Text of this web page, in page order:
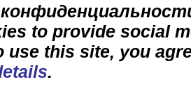
to provide social
use this site, you
.